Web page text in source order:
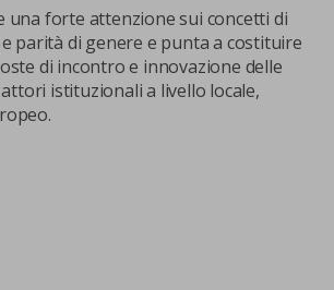
una forte attenzione sui concetti di
parità di genere e punta a costituire
di incontro e innovazione delle
istituzionali a livello locale,